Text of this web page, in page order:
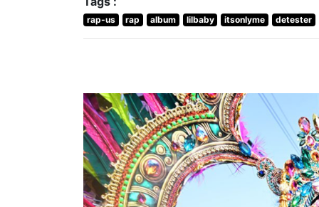
rap-us rap album lilbaby itsonlyme detester